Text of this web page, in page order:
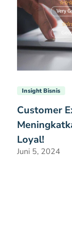
Insight Bisnis
Customer
Loyal!
Juni 5, 2024